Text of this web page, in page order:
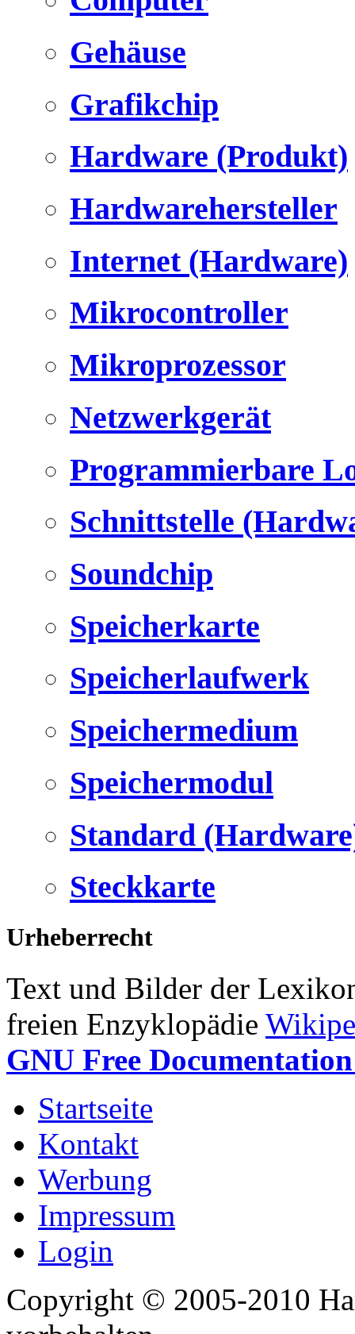
Gehäuse
Grafikchip
Hardware (Produkt)
Hardwarehersteller
Internet (Hardware)
Mikrocontroller
Mikroprozessor
Netzwerkgerät
Programmierbare
Schnittstelle
Soundchip
Speicherkarte
Speicherlaufwerk
Speichermedium
Speichermodul
Standard
Steckkarte
Urheberrecht
Text und Bilder der
freien Enzyklopädie
GNU Free
Startseite
Kontakt
Werbung
Impressum
Login
Copyright © 2005-2010